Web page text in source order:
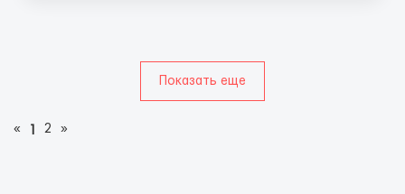
Показать еще
« 2 »